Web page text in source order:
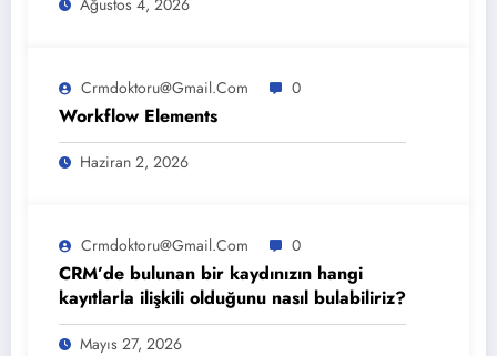
Crmdoktoru@gmail.com 0
Workflow Elements
Haziran 2, 2026
Crmdoktoru@gmail.com 0
CRM’de bulunan bir kaydınızın hangi
kayıtlarla ilişkili olduğunu nasıl bulabiliriz?
Mayıs 27, 2026